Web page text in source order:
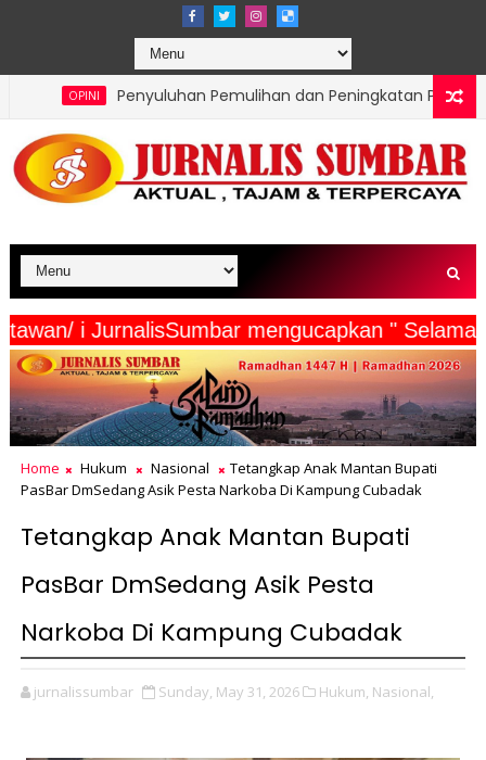
Pemulihan dan Peningkatan Produktivitas Pertanian
Wartawan/ i JurnalisSumbar mengucapkan "
Home Hukum Nasional
Tetangkap Anak Mantan Bupati
PasBar DmSedang Asik Pesta Narkoba Di Kampung Cubadak
Tetangkap Anak Mantan Bupati
PasBar DmSedang Asik Pesta
Narkoba Di Kampung Cubadak
jurnalissumbar Sunday, May 31, 2026 Hukum, Nasional,